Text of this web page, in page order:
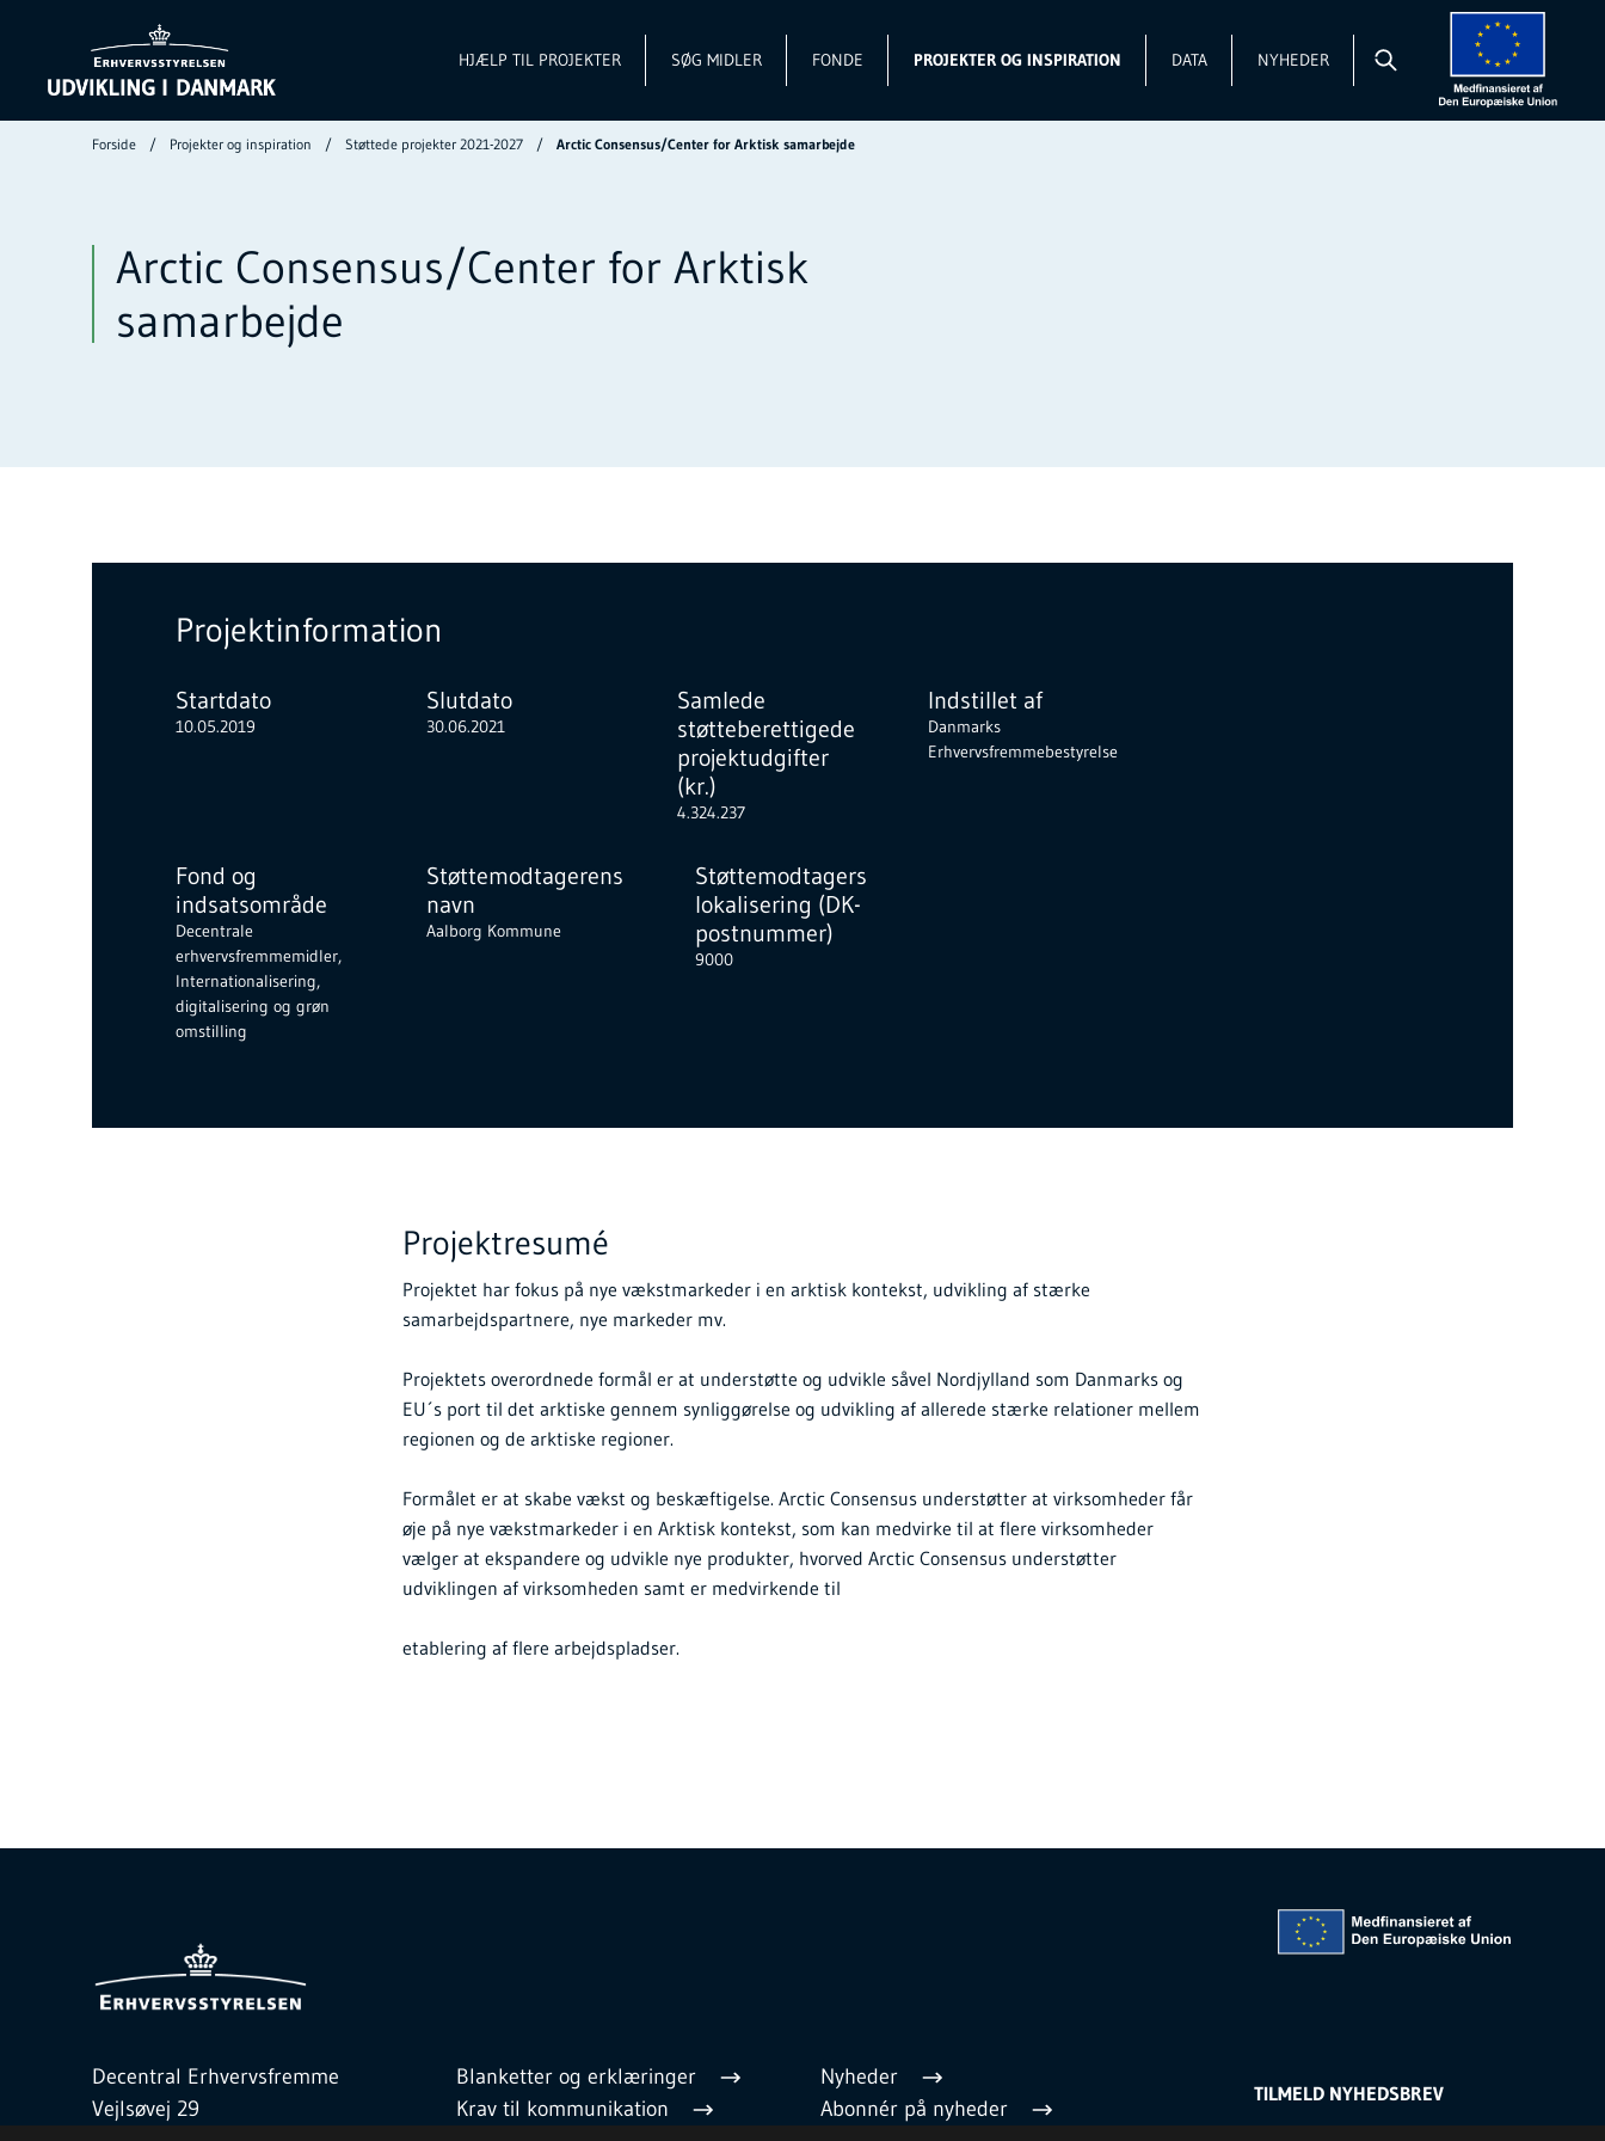
HJÆLP TIL PROJEKTER SØG MIDLER FONDE PROJEKTER OG INSPIRATION DATA NYHEDER
Forside Projekter og inspiration Støttede projekter 2021-2027 Arctic Consensus/Center for Arktisk samarbejde
Arctic Consensus/Center for Arktisk
samarbejde
Projektinformation
Startdato
10.05.2019
Slutdato
30.06.2021
Samlede
støtteberettigede
projektudgifter
(kr.)
4.324.237
Indstillet af
Danmarks
Erhvervsfremmebestyrelse
Fond og
indsatsområde
Decentrale
erhvervsfremmemidler,
Internationalisering,
digitalisering og grøn
omstilling
Støttemodtagerens
navn
Aalborg Kommune
Støttemodtagers
lokalisering (DK-
postnummer)
9000
Projektresumé
Projektet har fokus på nye vækstmarkeder i en arktisk kontekst, udvikling af stærke
samarbejdspartnere, nye markeder mv.
Projektets overordnede formål er at understøtte og udvikle såvel Nordjylland som Danmarks og
EU´s port til det arktiske gennem synliggørelse og udvikling af allerede stærke relationer mellem
regionen og de arktiske regioner.
Formålet er at skabe vækst og beskæftigelse. Arctic Consensus understøtter at virksomheder får
øje på nye vækstmarkeder i en Arktisk kontekst, som kan medvirke til at flere virksomheder
vælger at ekspandere og udvikle nye produkter, hvorved Arctic Consensus understøtter
udviklingen af virksomheden samt er medvirkende til
etablering af flere arbejdspladser.
Decentral Erhvervsfremme
Vejlsøvej 29
Blanketter og erklæringer
Krav til kommunikation
Nyheder
Abonnér på nyheder
TILMELD NYHEDSBREV